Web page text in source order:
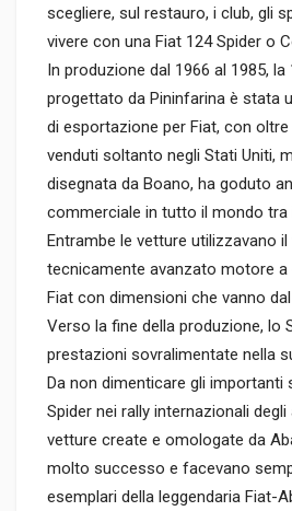
scegliere, sul restauro, i club, gli
vivere con una Fiat 124 Spider o
In produzione dal 1966 al 1985, la
progettato da Pininfarina è stata
di esportazione per Fiat, con oltre
venduti soltanto negli Stati Uniti,
disegnata da Boano, ha goduto
commerciale in tutto il mondo tra
Entrambe le vetture utilizzavano
tecnicamente avanzato motore a
Fiat con dimensioni che vanno
Verso la fine della produzione, lo
prestazioni sovralimentate nella
Da non dimenticare gli importanti
Spider nei rally internazionali degli
vetture create e omologate da
molto successo e facevano
esemplari della leggendaria Fiat-